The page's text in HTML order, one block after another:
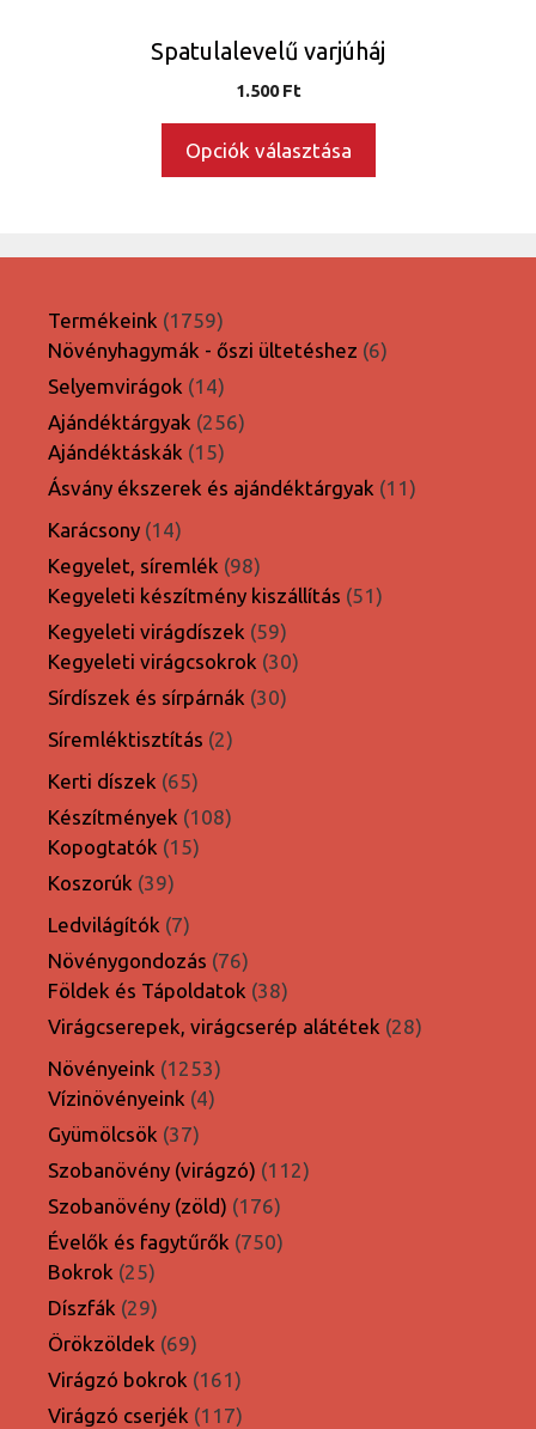
Spatulalevelű varjúháj
1.500Ft
Opciók választása
Termékeink 17591759
termék
Növényhagymák - őszi ültetéshez 66
Selyemvirágok 1414
termék
Ajándéktárgyak 256256
Ajándéktáskák 1515
termék
Ásvány ékszerek és ajándéktárgyak 1111
Karácsony 1414
termék
Kegyelet, síremlék 9898
termék
Kegyeleti készítmény kiszállítás 5151
Kegyeleti virágdíszek 5959
termék
Kegyeleti virágcsokrok 3030
Sírdíszek és sírpárnák 3030
Síremléktisztítás 22
Kerti díszek 6565
termék
Készítmények 108108
Kopogtatók 1515
Koszorúk 3939
termék
Ledvilágítók 77
termék
Növénygondozás 7676
termék
Földek és Tápoldatok 3838
termék
Virágcserepek, virágcserép alátétek 2828
Növényeink 12531253
termék
Vízinövényeink 44
Gyümölcsök 3737
termék
Szobanövény (virágzó) 112112
Szobanövény (zöld) 176176
termék
Évelők és fagytűrők 750750
Bokrok 2525
termék
Díszfák 2929
termék
Örökzöldek 6969
termék
Virágzó bokrok 161161
termék
Virágzó cserjék 117117